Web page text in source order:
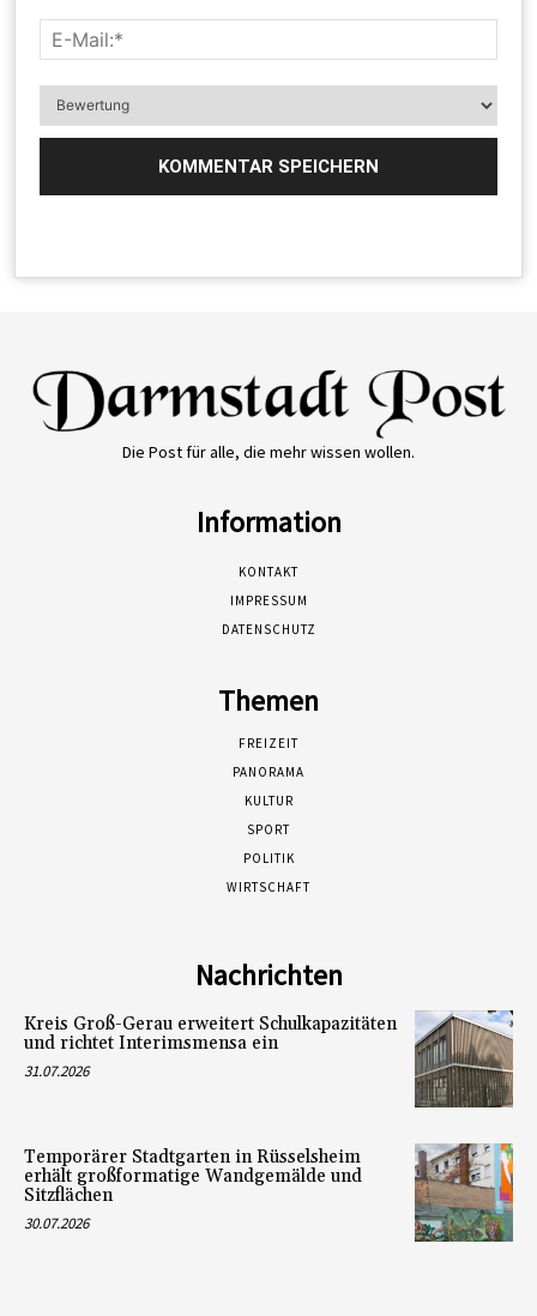
Die Post für alle, die mehr wissen wollen.
Information
KONTAKT
IMPRESSUM
DATENSCHUTZ
Themen
FREIZEIT
PANORAMA
KULTUR
SPORT
POLITIK
WIRTSCHAFT
Nachrichten
Kreis Groß-Gerau erweitert Schulkapazitäten
und richtet Interimsmensa ein
31.07.2026
Temporärer Stadtgarten in Rüsselsheim
erhält großformatige Wandgemälde und
Sitzflächen
30.07.2026